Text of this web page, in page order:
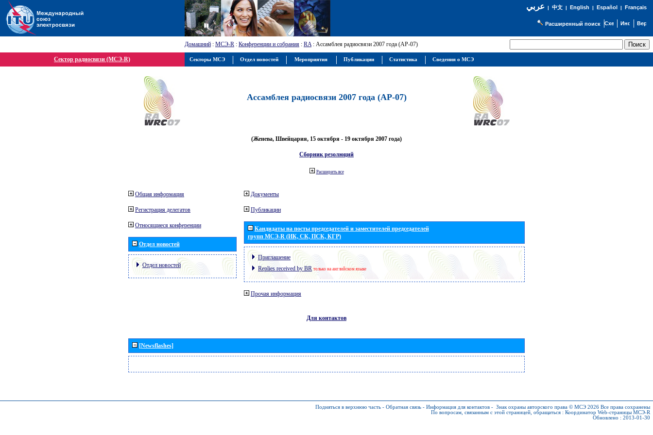
عربي| 中文| English | Español | Français
Расширенный поиск
Домашний : МСЭ-R : Конференции и собрания : RA: Ассамблея радиосвязи 2007 года (АР-07)
Сектор радиосвязи (МСЭ-R)
Ассамблея радиосвязи 2007 года (АР-07)
(Женева, Швейцария, 15 октября - 19 октября 2007 года)
Сборник резолюций
Расширить все
Общая информация
Регистрация делегатов
Относящиеся конференции
Отдел новостей
Отдел новостей
Документы
Публикации
Кандидаты на посты председателей и заместителей председателей
групп МСЭ-R (ИК, СК, ПСК, КГР)
Приглашение
Replies received by BR только на английском языке
Прочая информация
Для контактов
[Newsflashes]
Подняться в верхнюю часть - Обратная связь - Информация для контактов - Знак охраны авторского права © МСЭ 2026 Все права сохранены
По вопросам, связанным с этой страницей, обращаться : Координатор Web-страницы МСЭ-R
Обновлено : 2013-01-30
Секторы МСЭ Отдел новостей Мероприятия Публикации Статистика Сведения о МСЭ